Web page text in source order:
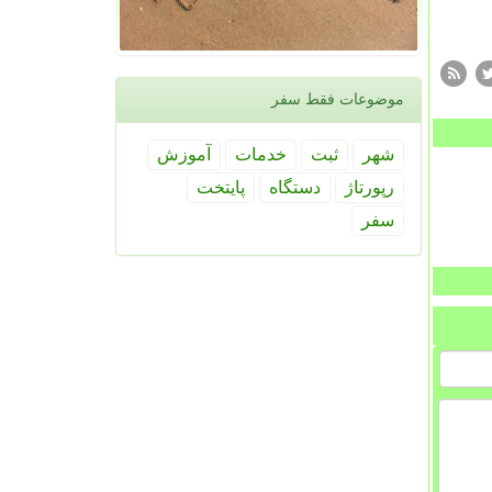
موضوعات فقط سفر
شهر ثبت خدمات
آموزش
رپورتاژ
دستگاه
پایتخت
سفر